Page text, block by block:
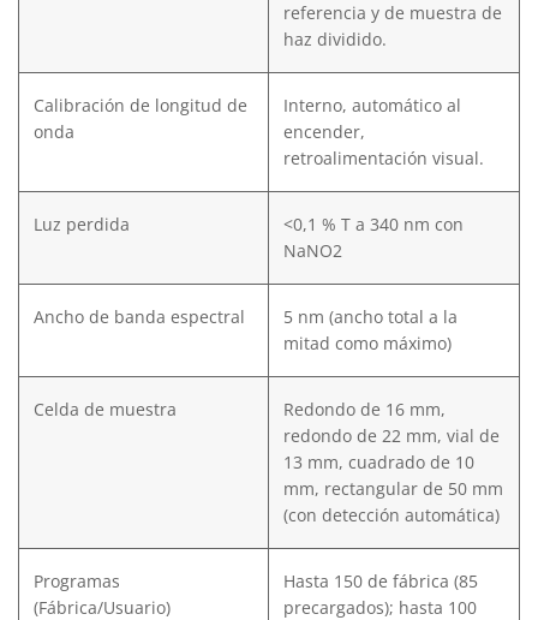
referencia y de muestra de
haz dividido.
Calibración de longitud de
onda
Interno, automático al
encender,
retroalimentación visual.
Luz perdida
<0,1 % T a 340 nm con
NaNO2
Ancho de banda espectral
5 nm (ancho total a la
mitad como máximo)
Celda de muestra
Redondo de 16 mm,
redondo de 22 mm, vial de
13 mm, cuadrado de 10
mm, rectangular de 50 mm
(con detección automática)
Programas
(Fábrica/Usuario)
Hasta 150 de fábrica (85
precargados); hasta 100